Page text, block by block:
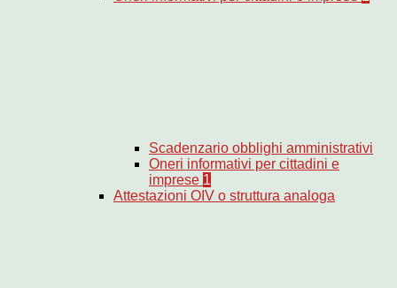
Scadenzario obblighi amministrativi
Oneri informativi per cittadini e
imprese 1
Attestazioni OIV o struttura analoga